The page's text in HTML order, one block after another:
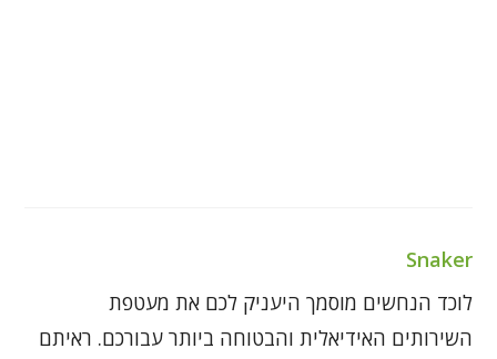
Snaker
לוכד הנחשים מוסמך היעניק לכם את מעטפת
השירותים האידיאלית והבטוחה ביותר עבורכם. ראיתם